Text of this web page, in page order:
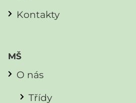
Kontakty
MŠ
O nás
Třídy